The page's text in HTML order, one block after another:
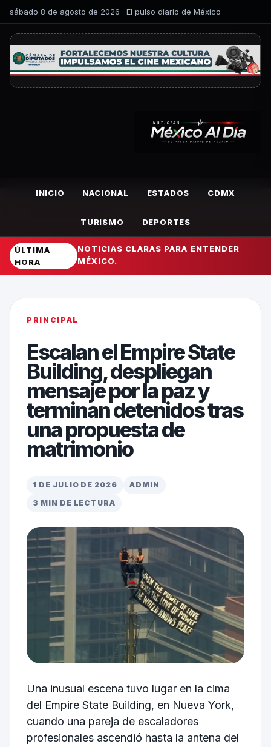
sábado 8 de agosto de 2026 · El pulso diario de México
INICIO NACIONAL ESTADOS CDMX
TURISMO DEPORTES
ÚLTIMA
HORA
NOTICIAS CLARAS PARA ENTENDER
MÉXICO.
PRINCIPAL
Escalan el Empire State
Building, despliegan
mensaje por la paz y
terminan detenidos tras
una propuesta de
matrimonio
1 DE JULIO DE 2026
ADMIN
3 MIN DE LECTURA
Una inusual escena tuvo lugar en la cima
del Empire State Building, en Nueva York,
cuando una pareja de escaladores
profesionales ascendió hasta la antena del